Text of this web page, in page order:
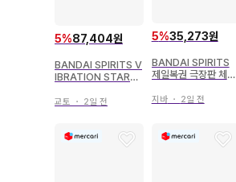
5%87,404원
BANDAI SPIRITS V
IBRATION STARS
제 편] BOMB
교토 ・ 2일 전
5%35,273원
BANDAI SPIRITS
제일복권 극장판 체인
소 맨 아크릴 보드
지바・ 2일 전